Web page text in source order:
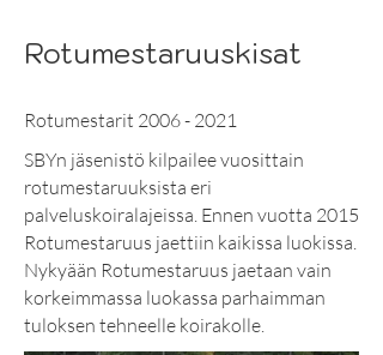
Rotumestaruuskisat
Rotumestarit 2006 - 2021
SBYn jäsenistö kilpailee vuosittain
rotumestaruuksista eri
palveluskoiralajeissa. Ennen vuotta 2015
Rotumestaruus jaettiin kaikissa luokissa.
Nykyään Rotumestaruus jaetaan vain
korkeimmassa luokassa parhaimman
tuloksen tehneelle koirakolle.